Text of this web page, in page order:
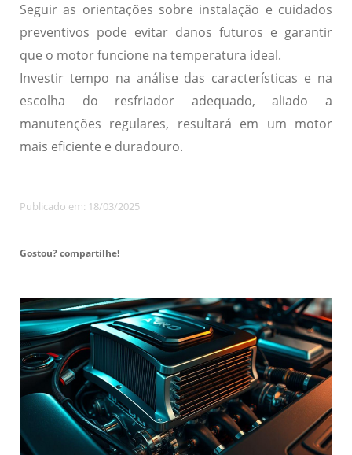
Seguir as orientações sobre instalação e cuidados
preventivos pode evitar danos futuros e garantir
que o motor funcione na temperatura ideal.
Investir tempo na análise das características e na
escolha do resfriador adequado, aliado a
manutenções regulares, resultará em um motor
mais eficiente e duradouro.
Publicado em: 18/03/2025
Gostou? compartilhe!